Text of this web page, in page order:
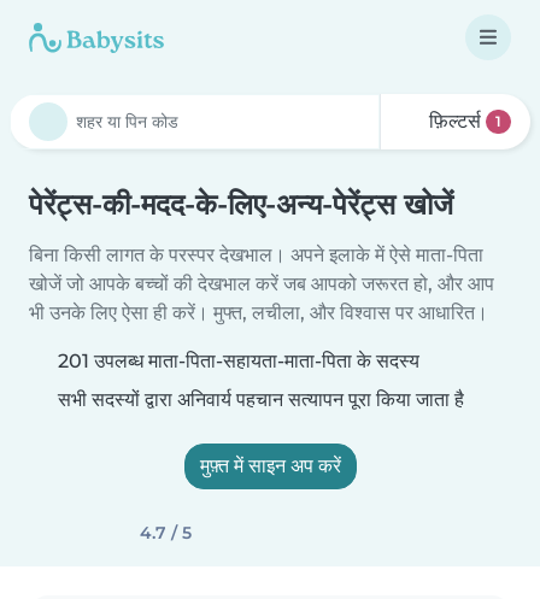
फ़िल्टर्स 1
पेरेंट्स-की-मदद-के-लिए-अन्य-पेरेंट्स खोजें
बिना किसी लागत के परस्पर देखभाल। अपने इलाके में ऐसे माता-पिता
खोजें जो आपके बच्चों की देखभाल करें जब आपको जरूरत हो, और आप
भी उनके लिए ऐसा ही करें। मुफ्त, लचीला, और विश्वास पर आधारित।
201 उपलब्ध माता-पिता-सहायता-माता-पिता के सदस्य
सभी सदस्यों द्वारा अनिवार्य पहचान सत्यापन पूरा किया जाता है
मुफ़्त में साइन अप करें
4.7 / 5